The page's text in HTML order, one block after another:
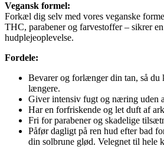
Vegansk formel:
Forkæl dig selv med vores veganske
THC, parabener og farvestoffer – sikrer
hudplejeoplevelse.
Fordele:
Bevarer og forlænger din tan, så du
længere.
Giver intensiv fugt og næring uden
Har en forfriskende og let duft af
Fri for parabener og skadelige
Påfør dagligt på ren hud efter bad
din solbrune glød. Velegnet til hele